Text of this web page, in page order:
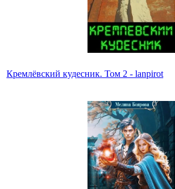
Кремлёвский кудесник. Том 2 - lanpirot